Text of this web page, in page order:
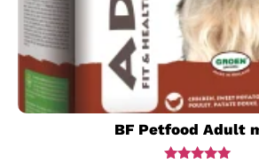
BF Petfood Adult